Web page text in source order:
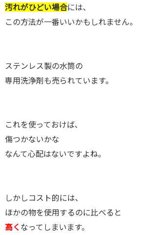
汚れがひどい場合には、
この方法が一番いいかもしれません。
ステンレス製の水筒の
専用洗浄剤も売られています。
これを使っておけば、
傷つかないかな
なんて心配はないですよね。
しかしコスト的には、
ほかの物を使用するのに比べると
高く なってしまいます。